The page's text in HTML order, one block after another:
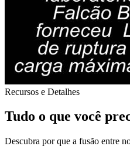
Recursos e Detalhes
Tudo o que você
Descubra por que a fusão entre